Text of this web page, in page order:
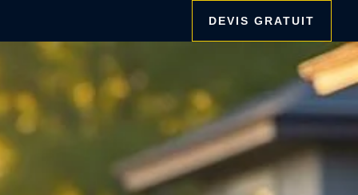
DEVIS GRATUIT